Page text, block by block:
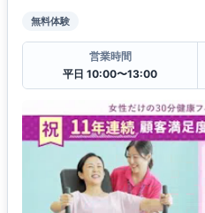
無料体験
営業時間
平日 10:00〜13:00